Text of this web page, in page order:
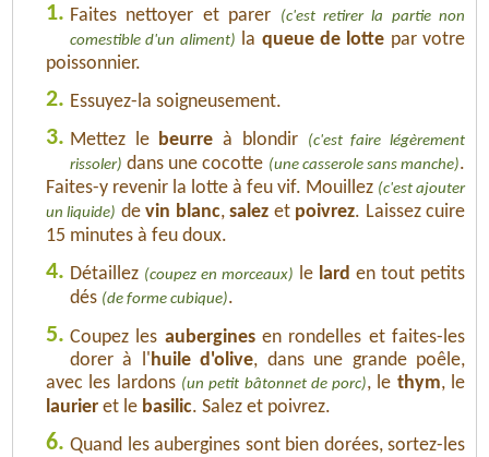
1. Faites nettoyer et parer
(c'est retirer la partie non
comestible d'un aliment)
la queue de lotte par votre
poissonnier.
2. Essuyez-la soigneusement.
3. Mettez le beurre à blondir
(c'est faire légèrement
rissoler) dans une cocotte (une casserole sans manche).
Faites-y revenir la lotte à feu vif. Mouillez (c'est ajouter
un liquide) devin blanc,salez et poivrez. Laissez cuire
15 minutes à feu doux.
4. Détaillez (coupez en morceaux) le lard en tout petits
dés (de forme cubique).
5. Coupez les auberginesen rondelles et faites-les
dorer à l' huile d'olive, dans une grande poêle,
avec les lardons (un petit bâtonnet de porc), le thym, le
laurier et le basilic. Salez et poivrez.
6. Quand les aubergines sont bien dorées, sortez-les